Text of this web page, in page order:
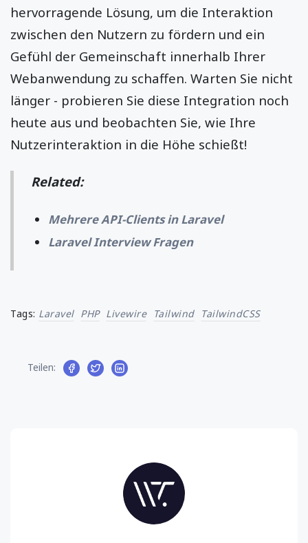
hervorragende Lösung, um die Interaktion
zwischen den Nutzern zu fördern und ein
Gefühl der Gemeinschaft innerhalb Ihrer
Webanwendung zu schaffen. Warten Sie nicht
länger - probieren Sie diese Integration noch
heute aus und beobachten Sie, wie Ihre
Nutzerinteraktion in die Höhe schießt!
Related:
Mehrere API-Clients in Laravel
Laravel Interview Fragen
Tags: Laravel PHP Livewire Tailwind TailwindCSS
Teilen: